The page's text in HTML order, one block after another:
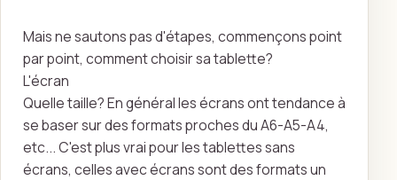
Mais ne sautons pas d'étapes, commençons point
par point, comment choisir sa tablette?
L'écran
Quelle taille? En général les écrans ont tendance à
se baser sur des formats proches du A6-A5-A4,
etc... C'est plus vrai pour les tablettes sans
écrans, celles avec écrans sont des formats un